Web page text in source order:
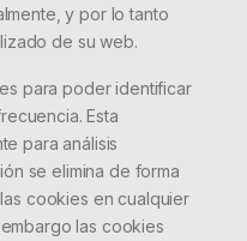
y por lo tanto
de su web.
para poder identificar
Esta
para análisis
se elimina de forma
cookies en cualquier
las cookies